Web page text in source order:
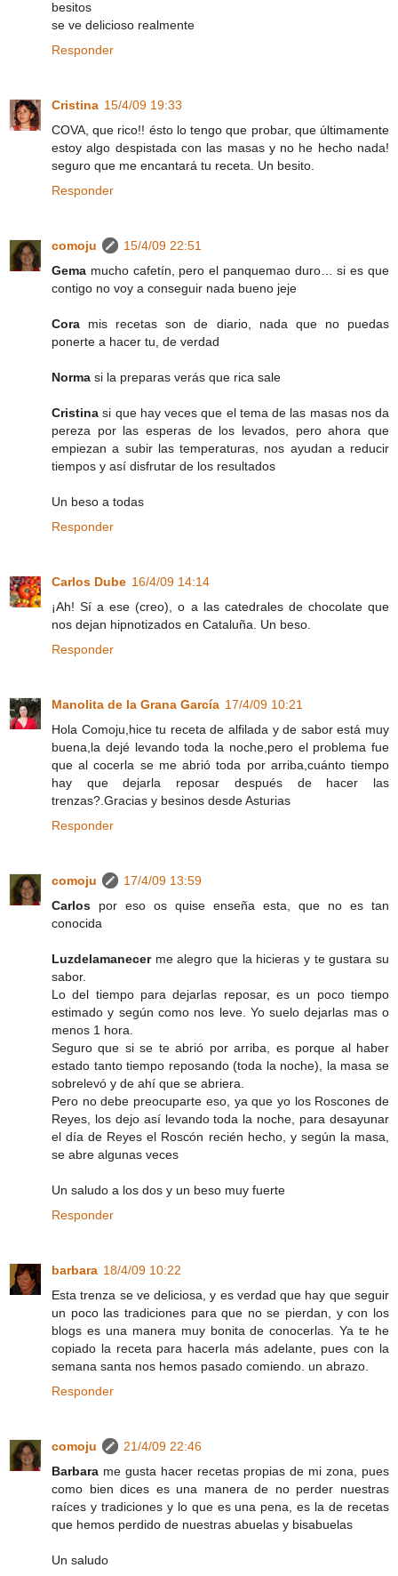
besitos
se ve delicioso realmente
Responder
Cristina 15/4/09 19:33
COVA, que rico!! ésto lo tengo que probar, que últimamente
estoy algo despistada con las masas y no he hecho nada!
seguro que me encantará tu receta. Un besito.
Responder
comoju
15/4/09 22:51
Gema mucho cafetín, pero el panquemao duro… si es que
contigo no voy a conseguir nada bueno jeje
Cora mis recetas son de diario, nada que no puedas
ponerte a hacer tu, de verdad
Norma si la preparas verás que rica sale
Cristinasi que hay veces que el tema de las masas nos da
pereza por las esperas de los levados, pero ahora que
empiezan a subir las temperaturas, nos ayudan a reducir
tiempos y así disfrutar de los resultados
Un beso a todas
Responder
Carlos Dube 16/4/09 14:14
¡Ah! Sí a ese (creo), o a las catedrales de chocolate que
nos dejan hipnotizados en Cataluña. Un beso.
Responder
Manolita de la Grana García 17/4/09 10:21
Hola Comoju,hice tu receta de alfilada y de sabor está muy
buena,la dejé levando toda la noche,pero el problema fue
que al cocerla se me abrió toda por arriba,cuánto tiempo
hay que dejarla reposar después de hacer las
trenzas?.Gracias y besinos desde Asturias
Responder
comoju
17/4/09 13:59
Carlos por eso os quise enseña esta, que no es tan
conocida
Luzdelamanecerme alegro que la hicieras y te gustara su
sabor.
Lo del tiempo para dejarlas reposar, es un poco tiempo
estimado y según como nos leve. Yo suelo dejarlas mas o
menos 1 hora.
Seguro que si se te abrió por arriba, es porque al haber
estado tanto tiempo reposando (toda la noche), la masa se
sobrelevó y de ahí que se abriera.
Pero no debe preocuparte eso, ya que yo los Roscones de
Reyes, los dejo así levando toda la noche, para desayunar
el día de Reyes el Roscón recién hecho, y según la masa,
se abre algunas veces
Un saludo a los dos y un beso muy fuerte
Responder
barbara 18/4/09 10:22
Esta trenza se ve deliciosa, y es verdad que hay que seguir
un poco las tradiciones para que no se pierdan, y con los
blogs es una manera muy bonita de conocerlas. Ya te he
copiado la receta para hacerla más adelante, pues con la
semana santa nos hemos pasado comiendo. un abrazo.
Responder
comoju
21/4/09 22:46
Barbara me gusta hacer recetas propias de mi zona, pues
como bien dices es una manera de no perder nuestras
raíces y tradiciones y lo que es una pena, es la de recetas
que hemos perdido de nuestras abuelas y bisabuelas
Un saludo